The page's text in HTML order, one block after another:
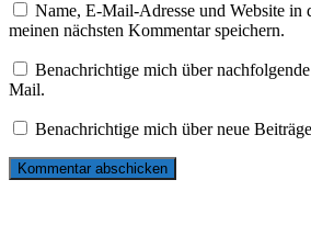
Name, E-Mail-Adresse und Website in
meinen nächsten Kommentar speichern.
Benachrichtige mich über
Mail.
Benachrichtige mich über neue